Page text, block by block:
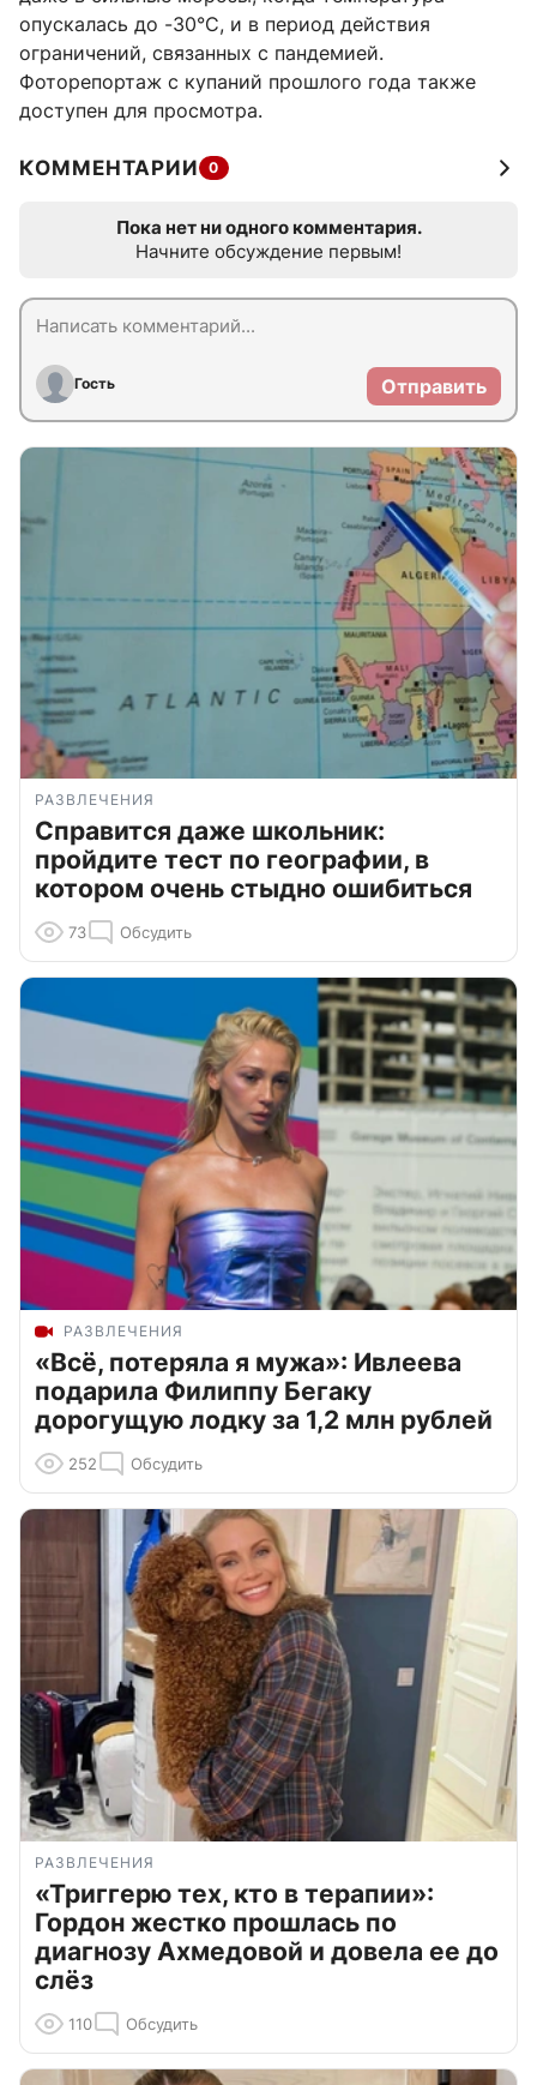
опускалась до -30°C, и в период действия
ограничений, связанных с пандемией.
Фоторепортаж с купаний прошлого года также
доступен для просмотра.
КОММЕНТАРИИ 0
Пока нет ни одного комментария.
Начните обсуждение первым!
Гость Отправить
РАЗВЛЕЧЕНИЯ
Справится даже школьник:
пройдите тест по географии, в
котором очень стыдно ошибиться
73 Обсудить
РАЗВЛЕЧЕНИЯ
«Всё, потеряла я мужа»: Ивлеева
подарила Филиппу Бегаку
дорогущую лодку за 1,2 млн рублей
252 Обсудить
РАЗВЛЕЧЕНИЯ
«Триггерю тех, кто в терапии»:
Гордон жестко прошлась по
диагнозу Ахмедовой и довела ее до
слёз
110 Обсудить